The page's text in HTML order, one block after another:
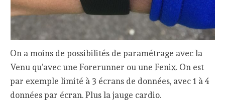
On a moins de possibilités de paramétrage avec la
Venu qu’avec une Forerunner ou une Fenix. On est
par exemple limité à 3 écrans de données, avec 1 à 4
données par écran. Plus la jauge cardio.